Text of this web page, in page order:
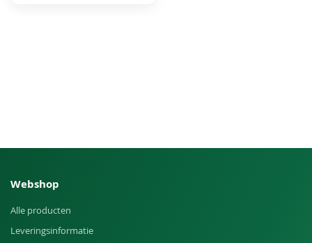
Webshop
Alle producten
Leveringsinformatie